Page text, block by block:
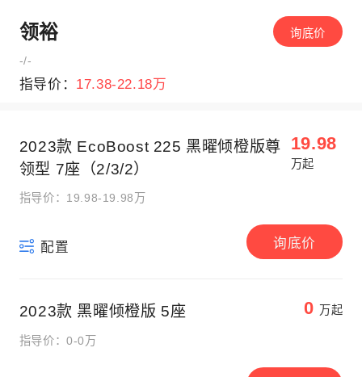
领裕
-/-
指导价： 17.38-22.18万
询底价
2023款 EcoBoost 225 黑曜倾橙版尊
领型 7座（2/3/2）
19.98
万起
指导价：19.98-19.98万
配置 询底价
2023款 黑曜倾橙版 5座 0 万起
指导价：0-0万